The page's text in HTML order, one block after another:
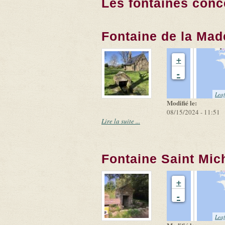
Les fontaines
Fontaine de la
+
-
Modifié le:
08/15/2024 - 11:51
Lire la suite ...
Fontaine Saint
+
-